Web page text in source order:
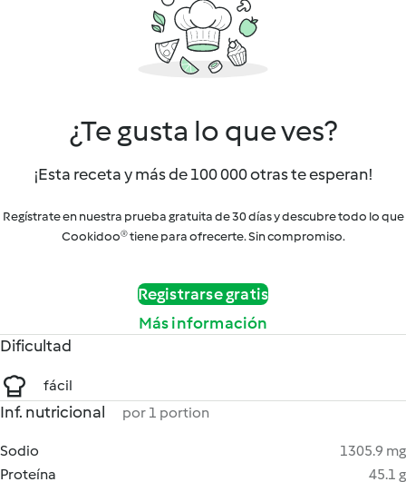
¿Te gusta lo que ves?
¡Esta receta y más de 100 000 otras te esperan!
Regístrate en nuestra prueba gratuita de 30 días y descubre todo lo que
Cookidoo® tiene para ofrecerte. Sin compromiso.
Registrarse gratis
Más información
Dificultad
fácil
Inf. nutricional por 1 portion
Sodio
1305.9 mg
Proteína
45.1 g